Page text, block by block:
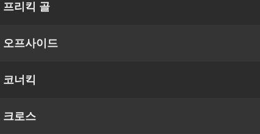
프리킥 골
오프사이드
코너킥
크로스